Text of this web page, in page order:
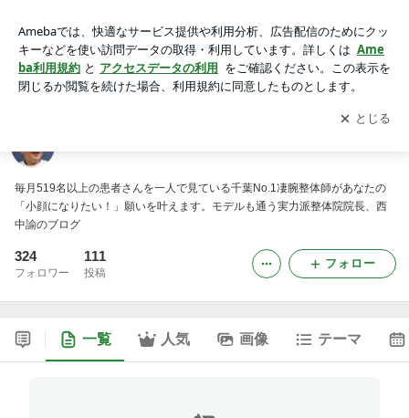
アプリをダウンロードして ブログの更新通知
を受け取りまし
ょう。
開く
毎月519名以上の患者さんを一人で見ている千葉No.1凄腕整体師があなたの
「小顔になりたい！」願いを叶えます。モデルも通う実力派整体院院長、西
中諭のブログ
324
フォロワー
111
投稿
フォロー
一覧 人気 画像 テーマ